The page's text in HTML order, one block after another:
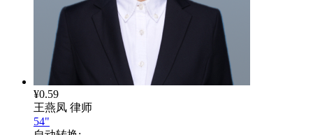
¥0.59
王燕凤 律师
54"